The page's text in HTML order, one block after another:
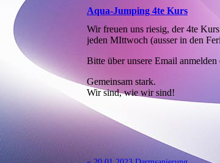
Aqua-Jumping 4te Kurs
Wir freuen uns riesig, der 4te Kurs
jeden MIttwoch (ausser in den
Bitte über unsere Email
Gemeinsam stark.
Wir sind, wie wir sind!